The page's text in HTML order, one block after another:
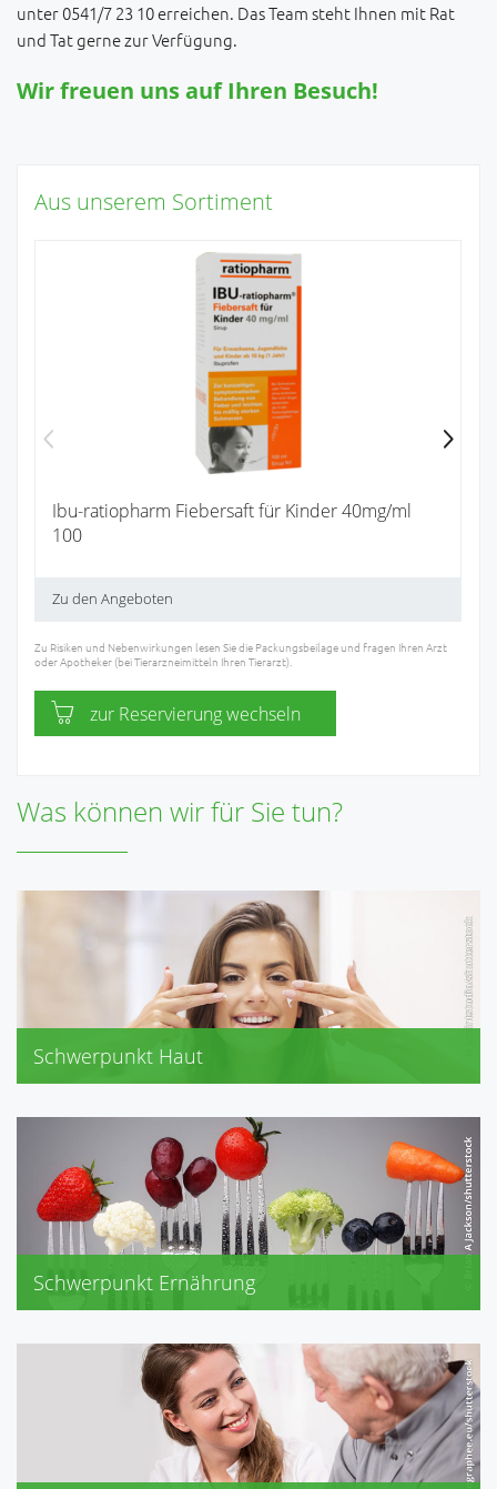
unter 0541/7 23 10 erreichen. Das Team steht Ihnen mit Rat
und Tat gerne zur Verfügung.
Wir freuen uns auf Ihren Besuch!
Aus unserem Sortiment
Ibu-ratiopharm Fiebersaft für Kinder 40mg/ml
100
Zu den Angeboten
Zu Risiken und Nebenwirkungen lesen Sie die Packungsbeilage und fragen Ihren Arzt
oder Apotheker (bei Tierarzneimitteln Ihren Tierarzt).
zur Reservierung wechseln
Was können wir für Sie tun?
Schwerpunkt Haut
Widmer
Dermasense
Dermasel Totes Meer Salz Produkte
Schwerpunkt Ernährung
Gicht, Neurodermitis
Schwangerschaft, Senioren
Stillzeit, Übergewicht